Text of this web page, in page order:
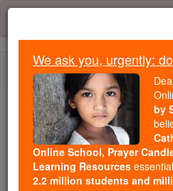
Skip
content
Trending:
Daily Reading for
Today's Reading The
We ask you, urgently:
by
Online School, Prayer
Learning Resources
2.2 million students and